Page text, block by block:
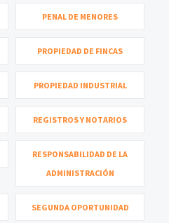
PENAL DE MENORES
PROPIEDAD DE FINCAS
PROPIEDAD INDUSTRIAL
REGISTROS Y NOTARIOS
RESPONSABILIDAD DE LA
ADMINISTRACIÓN
SEGUNDA OPORTUNIDAD